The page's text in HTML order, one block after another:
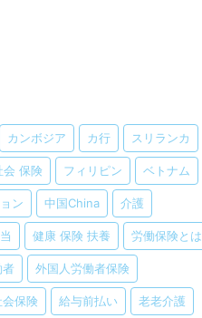
カンボジア カ行 スリランカ
会 保険 フィリピン ベトナム
ン 中国China 介護
健康 保険 扶養 労働保険とは
者 外国人労働者保険
会保険 給与前払い 老老介護